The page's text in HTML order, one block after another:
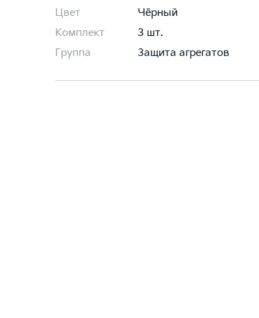
Цвет
Чёрный
Комплект
3 шт.
Группа
Защита агрегатов